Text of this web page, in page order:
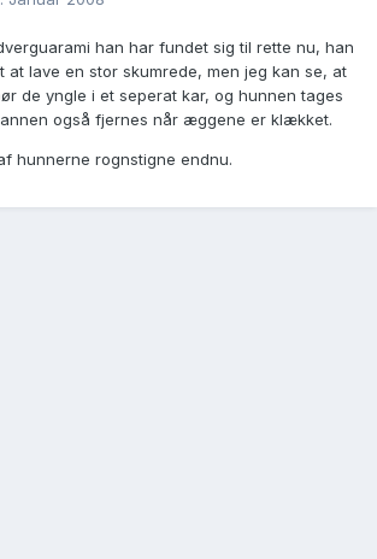
han har fundet sig til rette nu, han
at lave en stor skumrede, men jeg kan se, at
de yngle i et seperat kar, og hunnen tages
også fjernes når æggene er klækket.
hunnerne rognstigne endnu.